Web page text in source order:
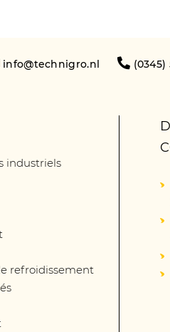
info@technigro.nl (0345)
industriels
refroidissement